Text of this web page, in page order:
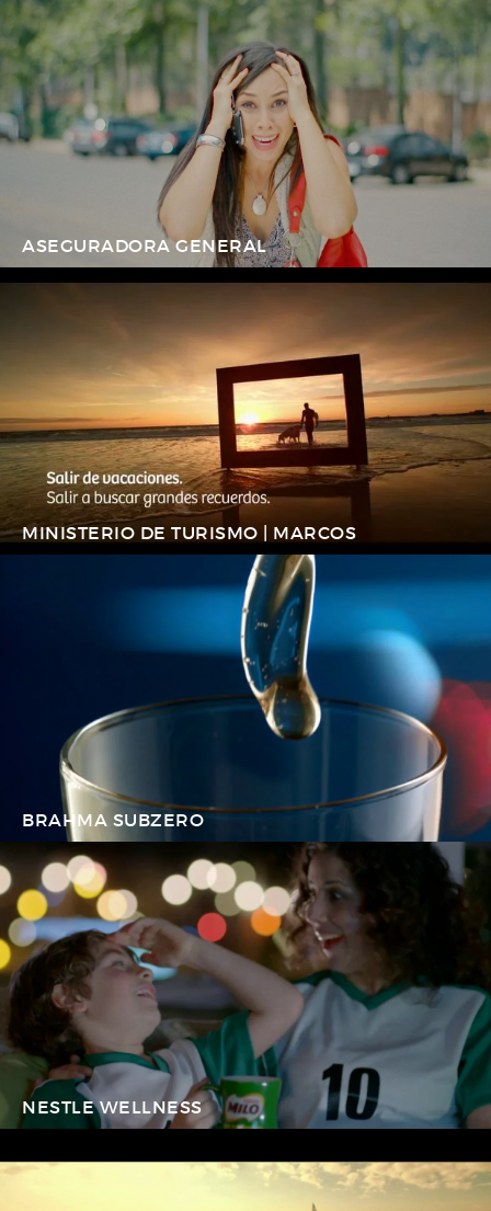
ASEGURADORA GENERAL
MINISTERIO DE TURISMO | MARCOS
BRAHMA SUBZERO
NESTLE WELLNESS